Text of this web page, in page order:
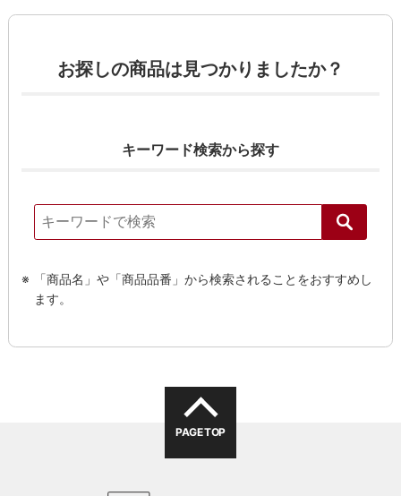
お探しの商品は見つかりましたか？
キーワード検索から探す
「商品名」や「商品品番」から検索されることをおすすめし
ます。
る
PAGE TOP